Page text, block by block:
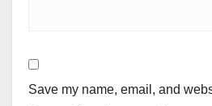
Save my name, email, and